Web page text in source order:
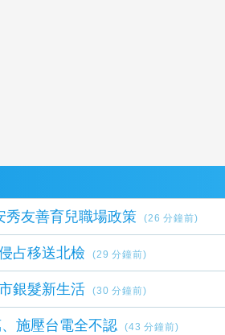
友善育兒職場政策 (26 分鐘前)
占移送北檢 (29 分鐘前)
銀髮新生活 (30 分鐘前)
施壓台電全不認 (43 分鐘前)